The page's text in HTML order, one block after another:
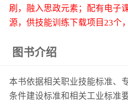
刷，融入思政元素；配有电子
源，供技能训练下载项目23个
图书介绍
本书依据相关职业技能标准、
条件建设标准和相关工业标准